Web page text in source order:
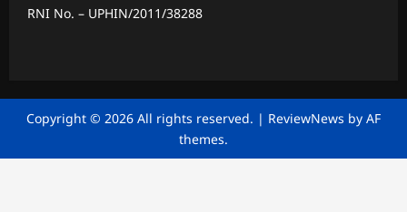
RNI No. – UPHIN/2011/38288
Copyright © 2026 All rights reserved. | ReviewNews by AF
themes.